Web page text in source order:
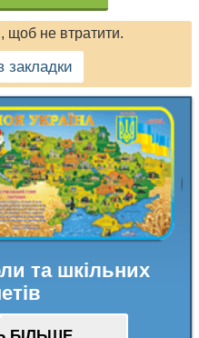
щоб не втратити.
закладки
та шкільних